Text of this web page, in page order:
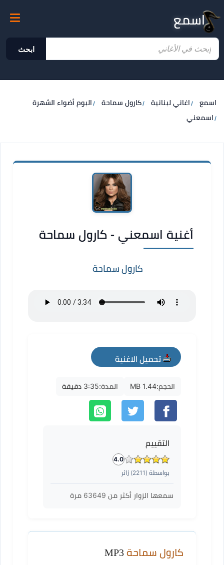
اسمع
ابحث
اسمع اغاني لبنانية كارول سماحة
البوم أضواء الشهرة
اسمعني
أغنية اسمعني - كارول سماحة
كارول سماحة
تحميل الاغنية
mp3
الحجم:1.44 MB المدة:3:35 دقيقة
التقييم
4.0
بواسطة ( 2211) زائر
سمعها الزوار أكثر من 63649 مرة
كارول سماحة